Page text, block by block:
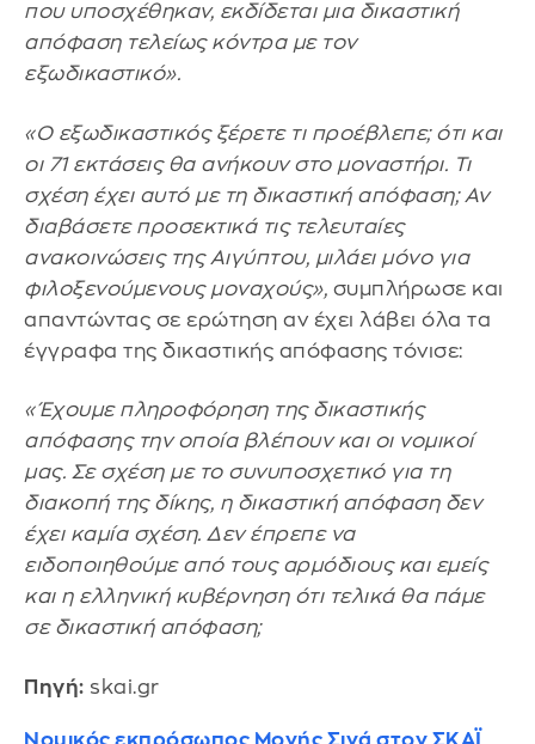
που υποσχέθηκαν, εκδίδεται μια δικαστική
απόφαση τελείως κόντρα με τον
εξωδικαστικό».
«Ο εξωδικαστικός ξέρετε τι προέβλεπε; ότι και
οι 71 εκτάσεις θα ανήκουν στο μοναστήρι. Τι
σχέση έχει αυτό με τη δικαστική απόφαση; Αν
διαβάσετε προσεκτικά τις τελευταίες
ανακοινώσεις της Αιγύπτου, μιλάει μόνο για
φιλοξενούμενους μοναχούς», συμπλήρωσε και
απαντώντας σε ερώτηση αν έχει λάβει όλα τα
έγγραφα της δικαστικής απόφασης τόνισε:
«Έχουμε πληροφόρηση της δικαστικής
απόφασης την οποία βλέπουν και οι νομικοί
μας. Σε σχέση με το συνυποσχετικό για τη
διακοπή της δίκης, η δικαστική απόφαση δεν
έχει καμία σχέση. Δεν έπρεπε να
ειδοποιηθούμε από τους αρμόδιους και εμείς
και η ελληνική κυβέρνηση ότι τελικά θα πάμε
σε δικαστική απόφαση;
Πηγή: skai.gr
Νομικός εκπρόσωπος Μονής Σινά στον ΣΚΑΪ